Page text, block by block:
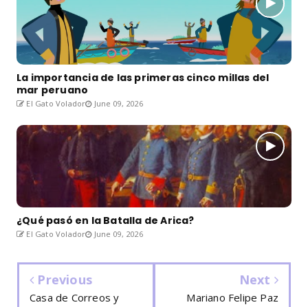
La importancia de las primeras cinco millas del
mar peruano
El Gato Volador June 09, 2026
¿Qué pasó en la Batalla de Arica?
El Gato Volador June 09, 2026
Previous
Casa de Correos y
Next
Mariano Felipe Paz